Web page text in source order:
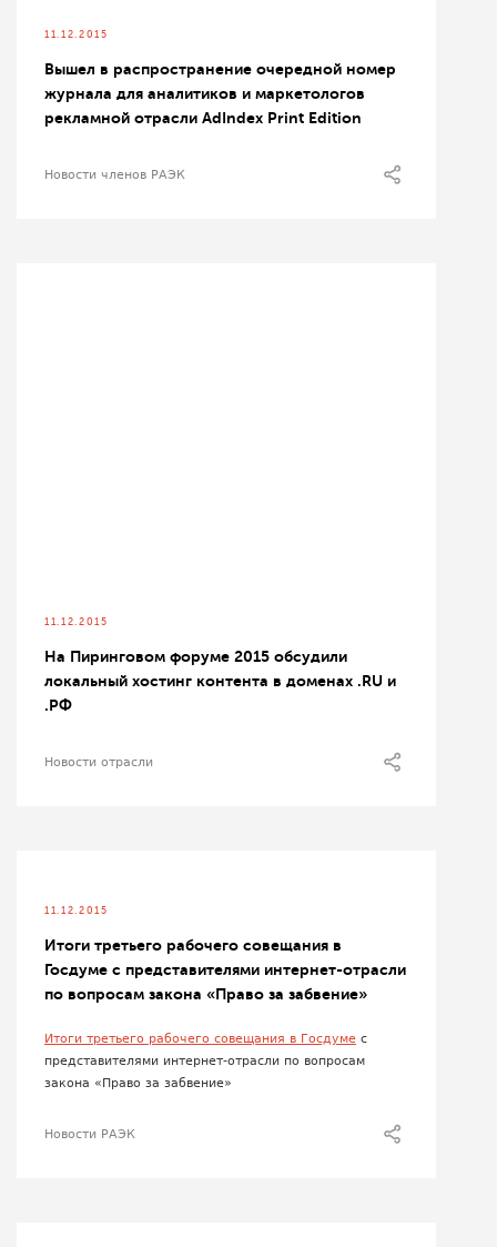
11.12.2015
Вышел в распространение очередной номер
журнала для аналитиков и маркетологов
рекламной отрасли AdIndex Print Edition
Новости членов РАЭК
11.12.2015
На Пиринговом форуме 2015 обсудили
локальный хостинг контента в доменах .RU и
.РФ
Новости отрасли
11.12.2015
Итоги третьего рабочего совещания в
Госдуме с представителями интернет-отрасли
по вопросам закона «Право за забвение»
Итоги третьего рабочего совещания в Госдуме с
представителями интернет-отрасли по вопросам
закона «Право за забвение»
Новости РАЭК